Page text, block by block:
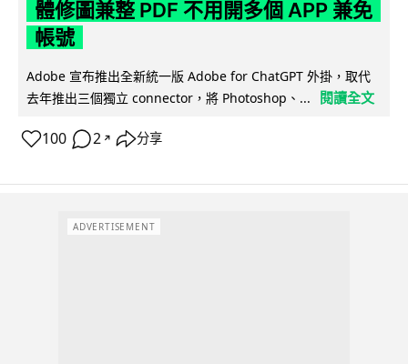
體修圖兼整 PDF 不用開多個 APP 兼免
帳號
Adobe 宣布推出全新統一版 Adobe for ChatGPT 外掛，取代
去年推出三個獨立 connector，將 Photoshop、...
閱讀全文
100 2 ↗ 分享
ADVERTISEMENT